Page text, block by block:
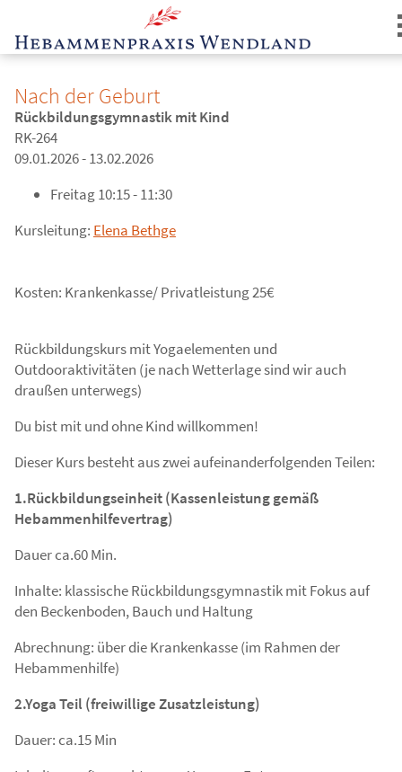
Login
Nach der Geburt
Rückbildungsgymnastik mit Kind
RK-264
09.01.2026 - 13.02.2026
Freitag10:15 - 11:30
Kursleitung: Elena Bethge
Kosten: Krankenkasse/ Privatleistung 25€
Rückbildungskurs mit Yogaelementen und
Outdooraktivitäten (je nach Wetterlage sind wir auch
draußen unterwegs)
Du bist mit und ohne Kind willkommen!
Dieser Kurs besteht aus zwei aufeinanderfolgenden Teilen:
1.Rückbildungseinheit (Kassenleistung gemäß
Hebammenhilfevertrag)
Dauer ca.60 Min.
Inhalte: klassische Rückbildungsgymnastik mit Fokus auf
den Beckenboden, Bauch und Haltung
Abrechnung: über die Krankenkasse (im Rahmen der
Hebammenhilfe)
2.Yoga Teil (freiwillige Zusatzleistung)
Dauer: ca.15 Min